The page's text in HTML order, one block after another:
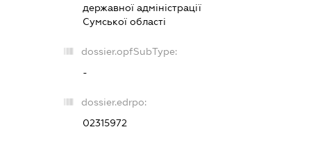
державної адміністрації
Сумської області
dossier.opfSubType:
-
dossier.edrpo:
02315972